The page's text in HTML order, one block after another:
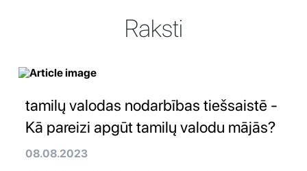
Raksti
tamilų valodas nodarbības tiešsaistē -
Kā pareizi apgūt tamilų valodu mājās?
08.08.2023